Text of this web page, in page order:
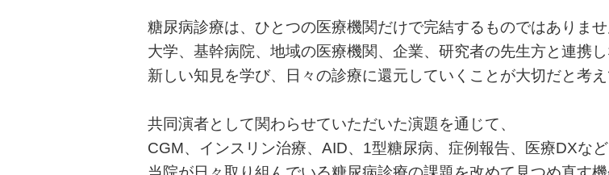
糖尿病診療は、ひとつの医療機関だけで完結するものではありませ
大学、基幹病院、地域の医療機関、企業、研究者の先生方と連携し
新しい知見を学び、日々の診療に還元していくことが大切だと考え
共同演者として関わらせていただいた演題を通じて、
CGM、インスリン治療、AID、1型糖尿病、症例報告、医療DXなど